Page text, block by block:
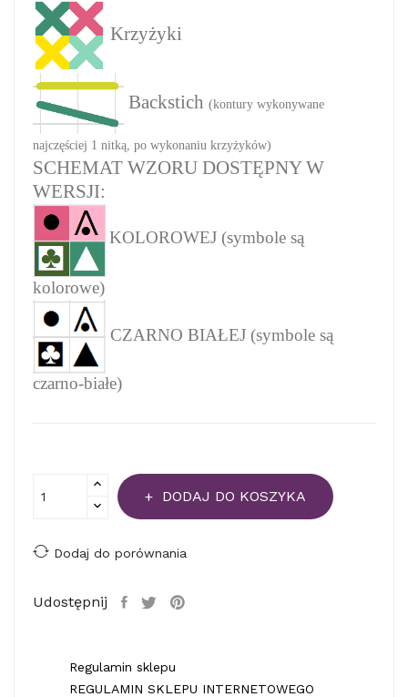
Krzyżyki
Backstich (kontury wykonywane
najczęściej 1 nitką, po wykonaniu krzyżyków)
SCHEMAT WZORU DOSTĘPNY W
WERSJI:
KOLOROWEJ (symbole są
kolorowe)
CZARNO BIAŁEJ (symbole są
czarno-białe)
DODAJ DO KOSZYKA
Dodaj do porównania
Udostępnij
Regulamin sklepu
REGULAMIN SKLEPU INTERNETOWEGO